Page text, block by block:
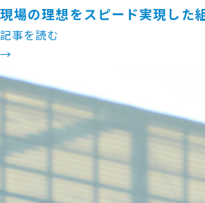
現場の理想をスピード実現した
記事を読む
→